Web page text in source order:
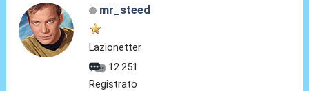
mr_steed
Lazionetter
12.251
Registrato